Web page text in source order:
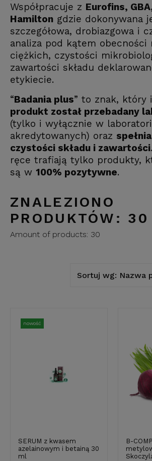
Współpracuje z Eurofins,
Hamilton gdzie dokonywana
szczegółowa, drobiazgowa i
analiza pod kątem obecności
ciężkich, czystości
zawartości składu
etykiecie.
“Badania plus” to znak, który
produkt został przebadany
(tylko i wyłącznie w
akredytowanych) oraz
czystości składu i zawartości
ręce trafiają tylko produkty,
są w 100% pozytywne.
ZNALEZIONO
PRODUKTÓW: 30
Amount of products: 30
Sortuj wg: Nazwa
SERUM z kwasem
azelainowym i betainą 30
ml
nowość
B-